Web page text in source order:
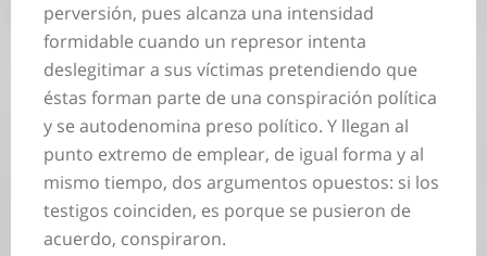
perversión, pues alcanza una intensidad
formidable cuando un represor intenta
deslegitimar a sus víctimas pretendiendo que
éstas forman parte de una conspiración política
y se autodenomina preso político. Y llegan al
punto extremo de emplear, de igual forma y al
mismo tiempo, dos argumentos opuestos: si los
testigos coinciden, es porque se pusieron de
acuerdo, conspiraron.